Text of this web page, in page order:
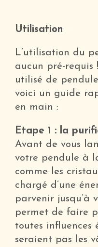
Utilisation
L’utilisation du
aucun pré-requis
utilisé de
voici un guide
en main :
Etape 1 : la
Avant de vous
votre pendule à
comme les
chargé d’une
parvenir jusqu’à
permet de faire
toutes influences
seraient pas les